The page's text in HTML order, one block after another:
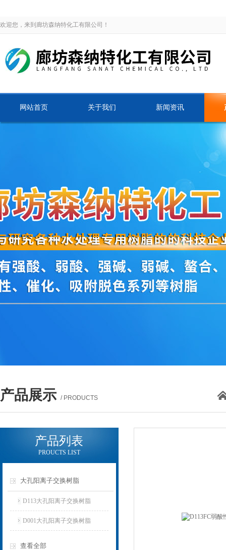
欢迎您，来到廊坊森纳特化工有限公司！
网站首页 关于我们 新闻资讯
产品展示 / PRODUCTS
产品列表
PROUCTS LIST
大孔阳离子交换树脂
D113大孔阳离子交换树脂
D001大孔阳离子交换树脂
查看全部